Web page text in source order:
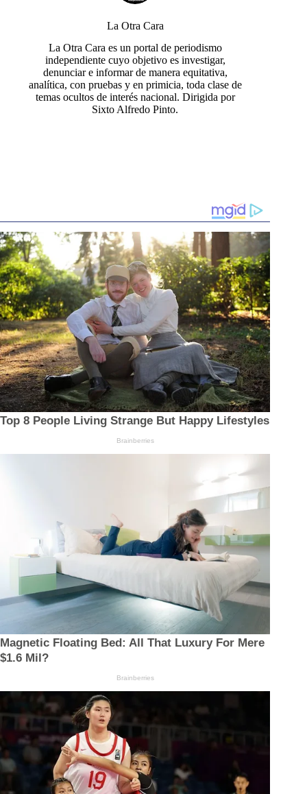
La Otra Cara
La Otra Cara es un portal de periodismo
independiente cuyo objetivo es investigar,
denunciar e informar de manera equitativa,
analítica, con pruebas y en primicia, toda clase de
temas ocultos de interés nacional. Dirigida por
Sixto Alfredo Pinto.